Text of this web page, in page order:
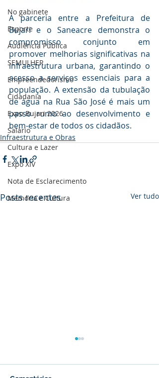
No gabinete
Esporte
Audiência Pública
SEMULHER
Empreendedorismo
Cidadania
Expo Bujari 2026
Salário
Cultura e Lazer
Expo XIV
Nota de Esclarecimento
Memória e Cultura
A parceria entre a Prefeitura de
Bujari e o Saneacre demonstra o
compromisso conjunto em
promover melhorias significativas na
infraestrutura urbana, garantindo o
acesso a serviços essenciais para a
população. A extensão da tubulação
de água na Rua São José é mais um
passo rumo ao desenvolvimento e
bem-estar de todos os cidadãos.
Infraestrutura e Obras
Posts recentes Ver tudo